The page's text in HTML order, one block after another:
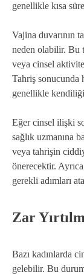
genellikle kısa
Vajina duvarının
neden olabilir. Bu
veya cinsel
Tahriş sonucunda
genellikle
Eğer cinsel ilişki
sağlık uzmanına
veya tahrişin
önerecektir.
gerekli adımları
Zar
Bazı kadınlarda
gelebilir. Bu